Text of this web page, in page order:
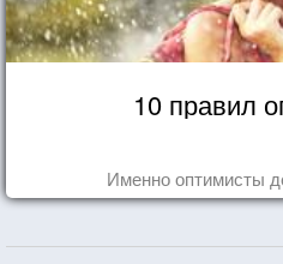
10 правил
Именно оптимисты